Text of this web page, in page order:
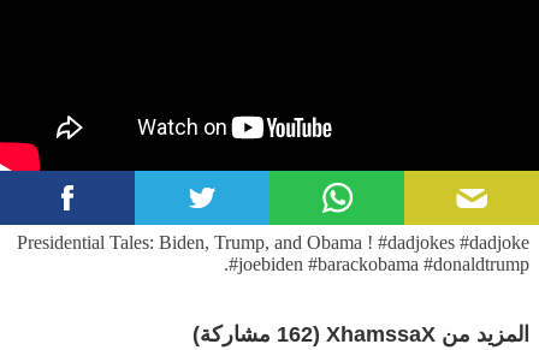
Presidential Tales: Biden, Trump, and Obama ! #dadjokes #dadjoke
#joebiden #barackobama #donaldtrump.
المزيد من XhamssaX (162 مشاركة)